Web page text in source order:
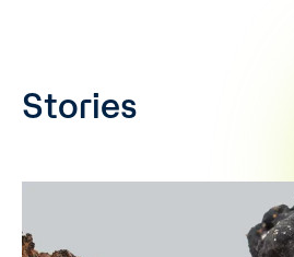
Stories